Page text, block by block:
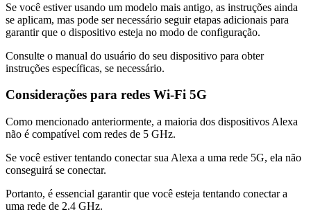
Se você estiver usando um modelo mais antigo, as instruções ainda
se aplicam, mas pode ser necessário seguir etapas adicionais para
garantir que o dispositivo esteja no modo de configuração.
Consulte o manual do usuário do seu dispositivo para obter
instruções específicas, se necessário.
Considerações para redes Wi-Fi 5G
Como mencionado anteriormente, a maioria dos dispositivos Alexa
não é compatível com redes de 5 GHz.
Se você estiver tentando conectar sua Alexa a uma rede 5G, ela não
conseguirá se conectar.
Portanto, é essencial garantir que você esteja tentando conectar a
uma rede de 2.4 GHz.